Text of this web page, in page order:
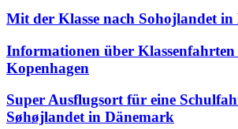
Mit der Klasse nach Sohojlandet in
Informationen über Klassenfahrten
Kopenhagen
Super Ausflugsort für eine
Søhøjlandet in Dänemark